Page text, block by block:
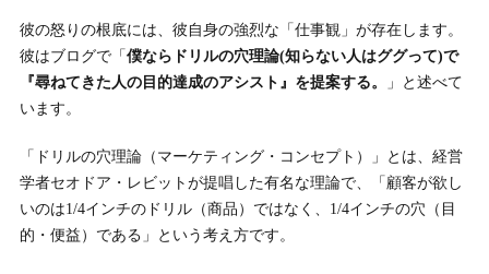
彼の怒りの根底には、彼自身の強烈な「仕事観」が存在します。
彼はブログで「 僕ならドリルの穴理論(知らない人はググって)で
『尋ねてきた人の目的達成のアシスト』を提案する。
」と述べて
います。
「ドリルの穴理論（マーケティング・コンセプト）」とは、経営
学者セオドア・レビットが提唱した有名な理論で、「顧客が欲し
いのは1/4インチのドリル（商品）ではなく、1/4インチの穴（目
的・便益）である」という考え方です。